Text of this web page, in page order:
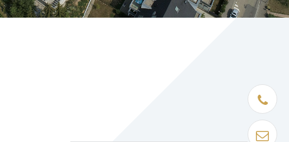
Être
Contact